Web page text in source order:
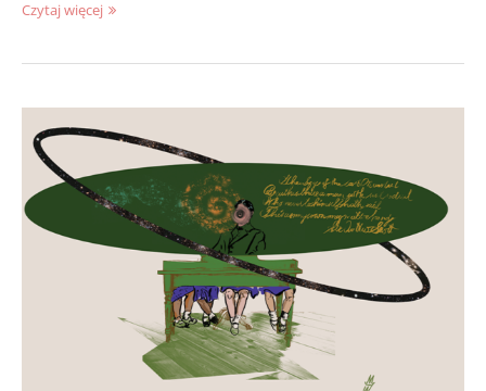
Czytaj więcej